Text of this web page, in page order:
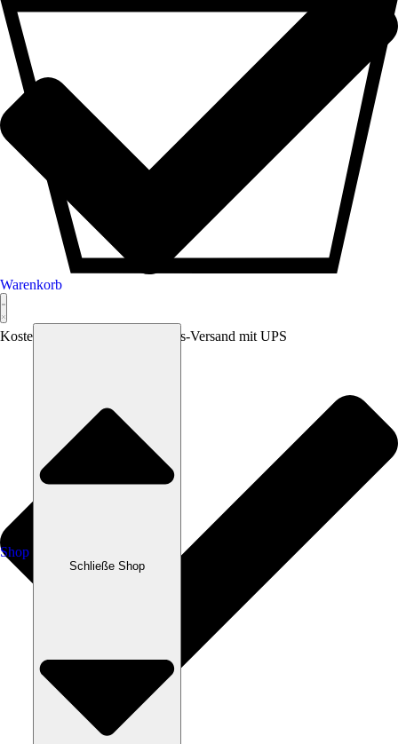
Warenkorb
Shop
Schließe Shop
Kostenfreier versicherter Express-Versand mit UPS